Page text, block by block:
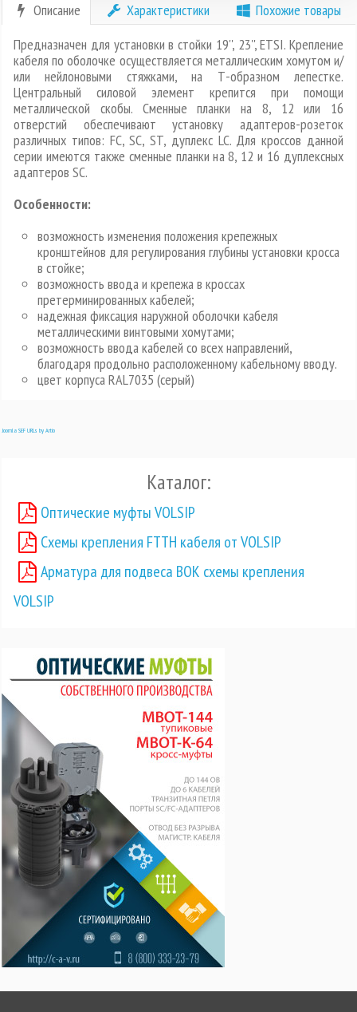
Описание Характеристики
Похожие товары
Предназначен для установки в стойки 19'', 23'', ETSI. Крепление
кабеля по оболочке осуществляется металлическим хомутом и/
или нейлоновыми стяжками, на Т-образном лепестке.
Центральный силовой элемент крепится при помощи
металлической скобы. Сменные планки на 8, 12 или 16
отверстий обеспечивают установку адаптеров-розеток
различных типов: FC, SC, ST, дуплекс LC. Для кроссов данной
серии имеются также сменные планки на 8, 12 и 16 дуплексных
адаптеров SC.
Особенности:
возможность изменения положения крепежных
кронштейнов для регулирования глубины установки кросса
в стойке;
возможность ввода и крепежа в кроссах
претерминированных кабелей;
надежная фиксация наружной оболочки кабеля
металлическими винтовыми хомутами;
возможность ввода кабелей со всех направлений,
благодаря продольно расположенному кабельному вводу.
цвет корпуса RAL7035 (серый)
Joomla SEF URLs by Artio
Каталог:
Оптические муфты VOLSIP
Схемы крепления FTTH кабеля от VOLSIP
Арматура для подвеса ВОК схемы крепления
VOLSIP